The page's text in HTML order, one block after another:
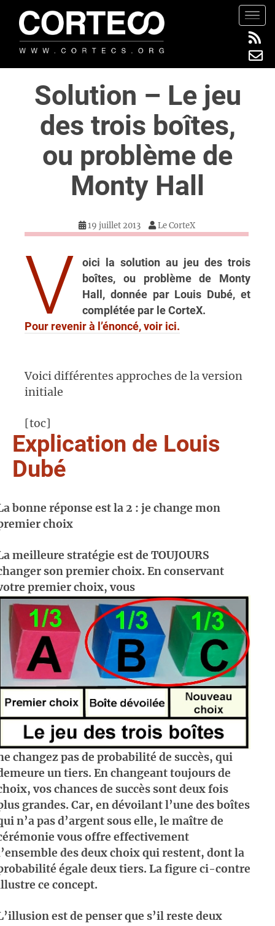
t
Solution – Le jeu
des trois boîtes,
ou problème de
Monty Hall
19 juillet 2013 Le CorteX
V
oici la solution au jeu des trois
boîtes, ou problème de Monty
Hall, donnée par Louis Dubé, et
complétée par le CorteX.
Pour revenir à l’énoncé, voir ici.
Voici différentes approches de la version
initiale
[toc]
Explication de Louis
Dubé
bonne réponse est la 2 : je change mon
choix
meilleure stratégie est de TOUJOURS
son premier choix. En conservant
premier choix, vous
changez pas de probabilité de succès, qui
un tiers. En changeant toujours de
vos chances de succès sont deux fois
grandes. Car, en dévoilant l’une des boîtes
n’a pas d’argent sous elle, le maître de
vous offre effectivement
des deux choix qui restent, dont la
égale deux tiers. La figure ci-contre
ce concept.
est de penser que s’il reste deux